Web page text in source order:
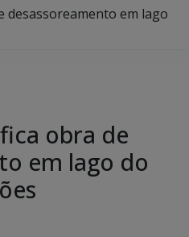
desassoreamento em lago
obra de
em lago do